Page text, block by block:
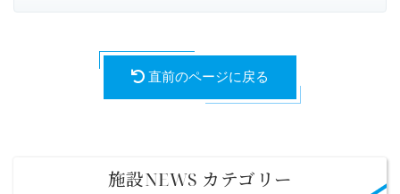
直前のページに戻る
施設NEWS カテゴリー